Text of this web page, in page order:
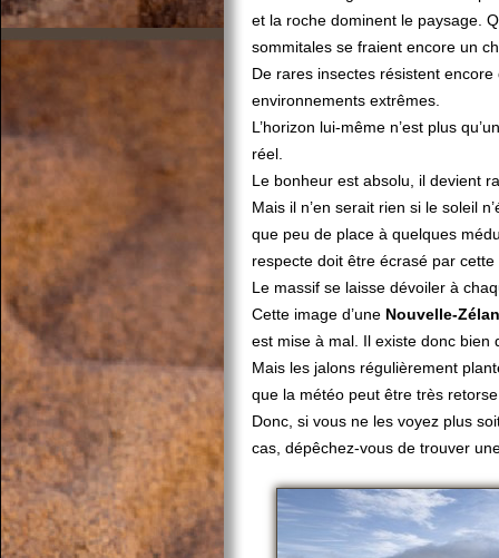
et la roche dominent le paysage.
sommitales se fraient encore un
De rares insectes résistent
environnements extrêmes.
L’horizon lui-même n’est plus
réel.
Le bonheur est absolu, il devient
Mais il n’en serait rien si le soleil
que peu de place à quelques
respecte doit être écrasé par
Le massif se laisse dévoiler à
Cette image d’une Nouvelle-
est mise à mal. Il existe donc bien
Mais les jalons régulièrement
que la météo peut être très
Donc, si vous ne les voyez plus
cas, dépêchez-vous de trouver